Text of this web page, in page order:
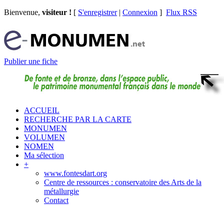
Bienvenue, visiteur ! [ S'enregistrer| Connexion ] Flux RSS
Publier une fiche
ACCUEIL
RECHERCHE PAR LA CARTE
MONUMEN
VOLUMEN
NOMEN
Ma sélection
+
www.fontesdart.org
Centre de ressources : conservatoire des Arts de la
métallurgie
Contact